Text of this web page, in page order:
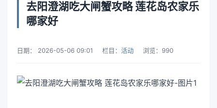
去阳澄湖吃大闸蟹攻略 莲花岛农家乐
哪家好
日期： 2026-05-06 09:01 栏目： 活动 浏览： 990